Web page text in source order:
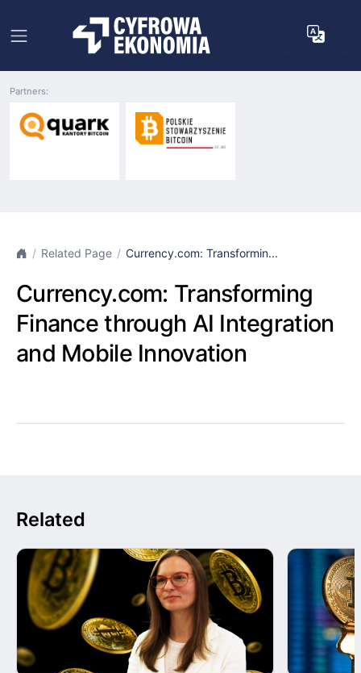
Partners:
Related Page Currency.com: Transformin...
Currency.com: Transforming
Finance through AI Integration
and Mobile Innovation
Related